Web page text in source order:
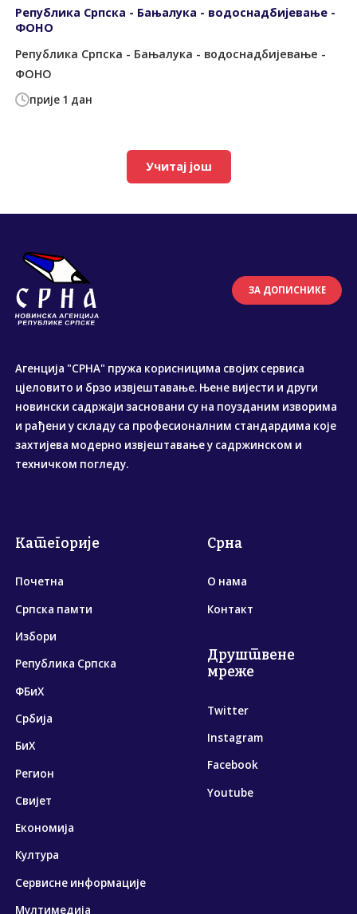
прије 1 дан
Република Српска - Бањалука - водоснадбијевање -
ФОНО
Република Српска - Бањалука - водоснадбијевање -
ФОНО
Учитај још
ЗА ДОПИСНИКЕ
Агенција "СРНА" пружа корисницима својих сервиса
цјеловито и брзо извјештавање. Њене вијести и други
новински садржаји засновани су на поузданим изворима
и рађени у складу са професионалним стандардима које
захтијева модерно извјештавање у садржинском и
техничком погледу.
Категорије
Почетна
Српска памти
Избори
Република Српска
ФБиХ
Србија
БиХ
Регион
Свијет
Економија
Култура
Сервисне информације
Мултимедија
Срна
О нама
Контакт
Друштвене
мреже
Twitter
Instagram
Facebook
Youtube